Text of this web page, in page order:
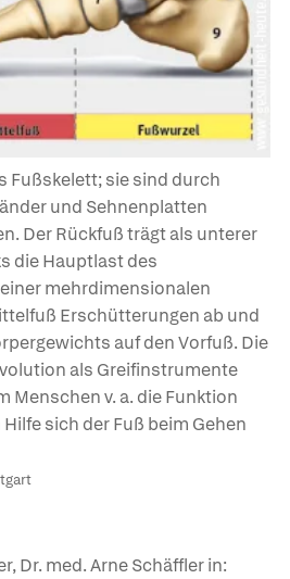
Fußskelett;sie sind durch
und Sehnenplatten
Der Rückfuß trägt als unterer
die Hauptlast des
mehrdimensionalen
Erschütterungen ab und
auf den Vorfuß. Die
als Greifinstrumente
Menschen v. a. die Funktion
sich der Fuß beim Gehen
Dr. med. Arne Schäffler in: